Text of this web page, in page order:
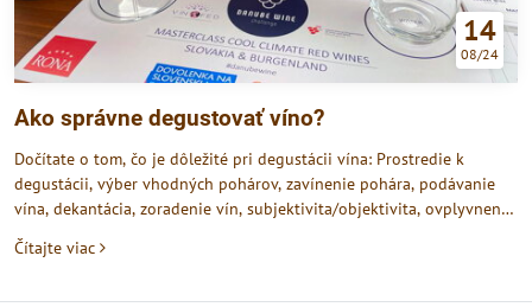
14
08/24
Ako správne degustovať víno?
Dočítate o tom, čo je dôležité pri degustácii vína: Prostredie k
degustácii, výber vhodných pohárov, zavínenie pohára, podávanie
vína, dekantácia, zoradenie vín, subjektivita/objektivita, ovplyvnenie
chutí, čas na hodnotenie vína, neutralizácia chutí a senzorika a
celkové zhodnotenie vína.
Čítajte viac